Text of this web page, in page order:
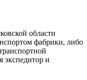
области
фабрики, либо
экспедитор и